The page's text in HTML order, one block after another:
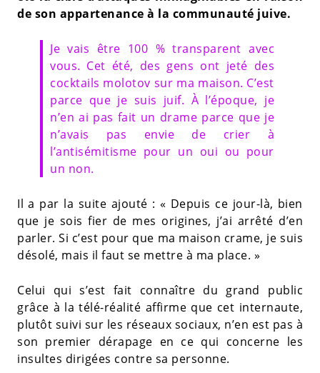
de son appartenance à la communauté juive.
Je vais être 100 % transparent avec
vous. Cet été, des gens ont jeté des
cocktails molotov sur ma maison. C’est
parce que je suis juif. À l’époque, je
n’en ai pas fait un drame parce que je
n’avais pas envie de crier à
l’antisémitisme pour un oui ou pour
un non.
Il a par la suite ajouté : « Depuis ce jour-là, bien
que je sois fier de mes origines, j’ai arrêté d’en
parler. Si c’est pour que ma maison crame, je suis
désolé, mais il faut se mettre à ma place. »
Celui qui s’est fait connaître du grand public
grâce à la télé-réalité affirme que cet internaute,
plutôt suivi sur les réseaux sociaux, n’en est pas à
son premier dérapage en ce qui concerne les
insultes dirigées contre sa personne.